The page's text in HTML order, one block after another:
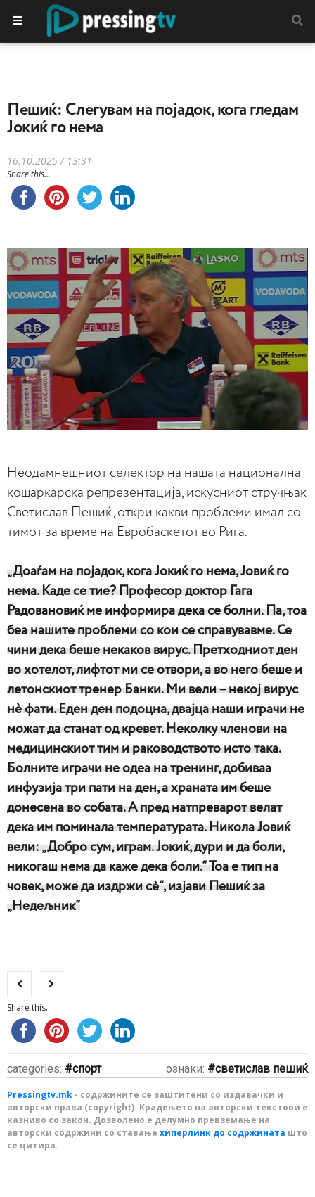
Пешиќ: Слегувам на појадок, кога гледам
Јокиќ го нема
16.10.2025 / 13:31
Share this...
Неодамнешниот селектор на нашата национална
кошаркарска репрезентација, искусниот стручњак
Светислав Пешиќ, откри какви проблеми имал со
тимот за време на Евробаскетот во Рига.
„Доаѓам на појадок, кога Јокиќ гo нема, Јовиќ го
нема. Каде се тие? Професор доктор Гага
Радовановиќ ме информира дека се болни. Па, тоа
беа нашите проблеми со кои се справувавме. Се
чини дека беше некаков вирус. Претходниот ден
во хотелот, лифтот ми се отвори, а во него беше и
летонскиот тренер Банки. Ми вели – некој вирус
нè фати. Еден ден подоцна, двајца наши играчи не
можат да станат од кревет. Неколку членови на
медицинскиот тим и раководството исто така.
Болните играчи не одеа на тренинг, добиваа
инфузија три пати на ден, а храната им беше
донесена во собата. А пред натпреварот велат
дека им поминала температурата. Никола Јовиќ
вели: „Добро сум, играм. Јокиќ, дури и да боли,
никогаш нема да каже дека боли.“ Тоа е тип на
човек, може да издржи сè“, изјави Пешиќ за
„Недељник“
Share this...
categories: спорт ознаки: светислав пешиќ
Pressingtv.mk - содржините се заштитени со издавачки и
авторски права (copyright). Крадењето на авторски текстови е
казниво со закон. Дозволено е делумно превземање на
авторски содржини со ставање хиперлинк до содржината што
се цитира.